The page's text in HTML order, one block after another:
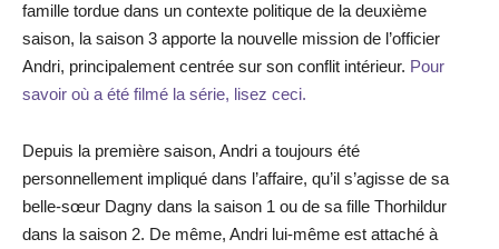
famille tordue dans un contexte politique de la deuxième
saison, la saison 3 apporte la nouvelle mission de l’officier
Andri, principalement centrée sur son conflit intérieur. Pour
savoir où a été filmé la série, lisez ceci.
Depuis la première saison, Andri a toujours été
personnellement impliqué dans l’affaire, qu’il s’agisse de sa
belle-sœur Dagny dans la saison 1 ou de sa fille Thorhildur
dans la saison 2. De même, Andri lui-même est attaché à